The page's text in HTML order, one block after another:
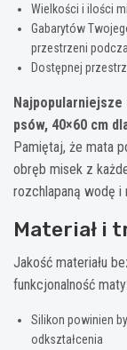
Wielkości i ilości
Gabarytów
przestrzeni
Dostępnej
Najpopularniejsze
psów, 40×60 cm
Pamiętaj, że mata
obręb misek z
rozchlapaną wodę i
Materiał i
Jakość materiału
funkcjonalność maty:
Silikon powinien
odkształcenia